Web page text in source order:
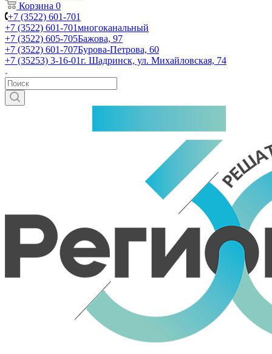
Корзина 0
+7 (3522) 601-701
+7 (3522) 601-701многоканальный
+7 (3522) 605-705Бажова, 97
+7 (3522) 601-707Бурова-Петрова, 60
+7 (35253) 3-16-01г. Шадринск, ул. Михайловская, 74